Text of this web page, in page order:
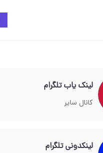
لینک یاب تلگرام
کانال سایر
لینکدونی تلگرام